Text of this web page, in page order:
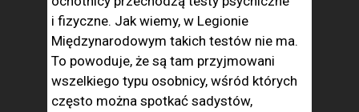
i fizyczne. Jak wiemy, w Legionie
Międzynarodowym takich testów nie ma.
To powoduje, że są tam przyjmowani
wszelkiego typu osobnicy, wśród których
często można spotkać sadystów,